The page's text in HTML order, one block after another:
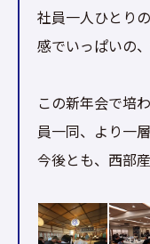
社員一人ひとり
感でいっぱいの
この新年会で培
員一同、より一
今後とも、西部